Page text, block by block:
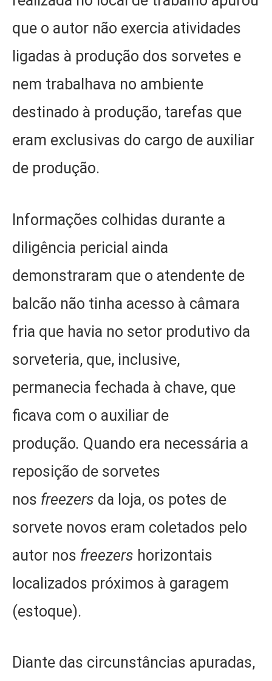
que o autor não exercia atividades
ligadas à produção dos sorvetes e
nem trabalhava no ambiente
destinado à produção, tarefas que
eram exclusivas do cargo de auxiliar
de produção.
Informações colhidas durante a
diligência pericial ainda
demonstraram que o atendente de
balcão não tinha acesso à câmara
fria que havia no setor produtivo da
sorveteria, que, inclusive,
permanecia fechada à chave, que
ficava com o auxiliar de
produção. Quando era necessária a
reposição de sorvetes
nos freezers da loja, os potes de
sorvete novos eram coletados pelo
autor nos freezers horizontais
localizados próximos à garagem
(estoque).
Diante das circunstâncias apuradas,